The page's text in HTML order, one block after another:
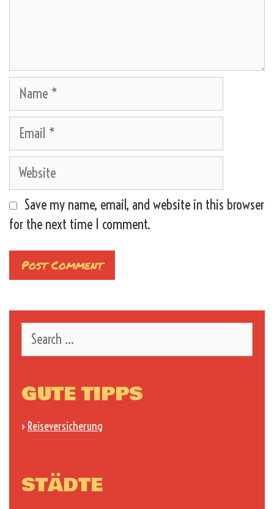
Name
Email
Website
Save my name, email, and website in this browser
for the next time I comment.
for:
GUTE TIPPS
› Reiseversicherung
STÄDTE